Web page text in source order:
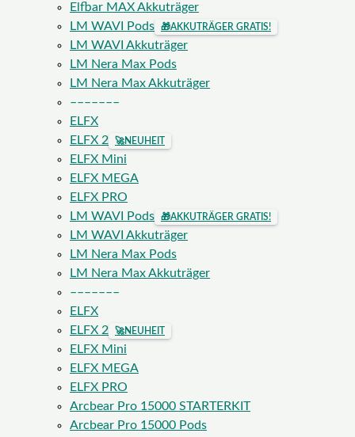
Elfbar MAX Akkuträger
LM WAVI Pods
🎁AKKUTRÄGER GRATIS!
LM WAVI Akkuträger
LM Nera Max Pods
LM Nera Max Akkuträger
–––––––
ELFX
ELFX 2
🚀NEUHEIT
ELFX Mini
ELFX MEGA
ELFX PRO
LM WAVI Pods
🎁AKKUTRÄGER GRATIS!
LM WAVI Akkuträger
LM Nera Max Pods
LM Nera Max Akkuträger
–––––––
ELFX
ELFX 2
🚀NEUHEIT
ELFX Mini
ELFX MEGA
ELFX PRO
Arcbear Pro 15000 STARTERKIT
Arcbear Pro 15000 Pods